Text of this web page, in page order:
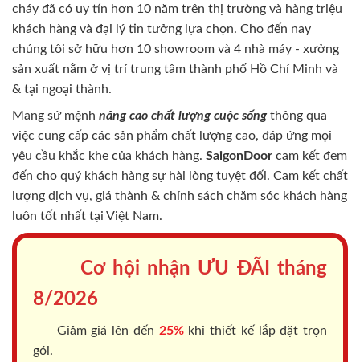
cháy đã có uy tín hơn 10 năm trên thị trường và hàng triệu
khách hàng và đại lý tin tưởng lựa chọn. Cho đến nay
chúng tôi sở hữu hơn 10 showroom và 4 nhà máy - xưởng
sản xuất nằm ở vị trí trung tâm thành phố Hồ Chí Minh và
& tại ngoại thành.
Mang sứ mệnh nâng cao chất lượng cuộc sốngthông qua
việc cung cấp các sản phẩm chất lượng cao, đáp ứng mọi
yêu cầu khắc khe của khách hàng. SaigonDoor cam kết đem
đến cho quý khách hàng sự hài lòng tuyệt đối. Cam kết chất
lượng dịch vụ, giá thành & chính sách chăm sóc khách hàng
luôn tốt nhất tại Việt Nam.
Cơ hội nhận ƯU ĐÃI tháng
8/2026
Giảm giá lên đến 25%khi thiết kế lắp đặt trọn
gói.